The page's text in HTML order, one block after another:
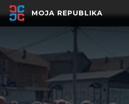
MOJA REPUBLIKA